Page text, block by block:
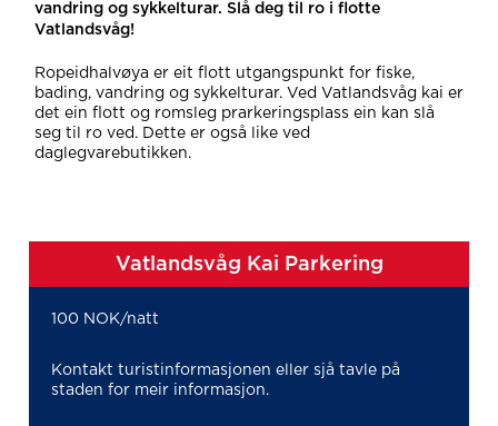
vandring og sykkelturar. Slå deg til ro i flotte
Vatlandsvåg!
Ropeidhalvøya er eit flott utgangspunkt for fiske,
bading, vandring og sykkelturar. Ved Vatlandsvåg kai er
det ein flott og romsleg prarkeringsplass ein kan slå
seg til ro ved. Dette er også like ved
daglegvarebutikken.
Vatlandsvåg Kai Parkering
100 NOK/natt
Kontakt turistinformasjonen eller sjå tavle på
staden for meir informasjon.